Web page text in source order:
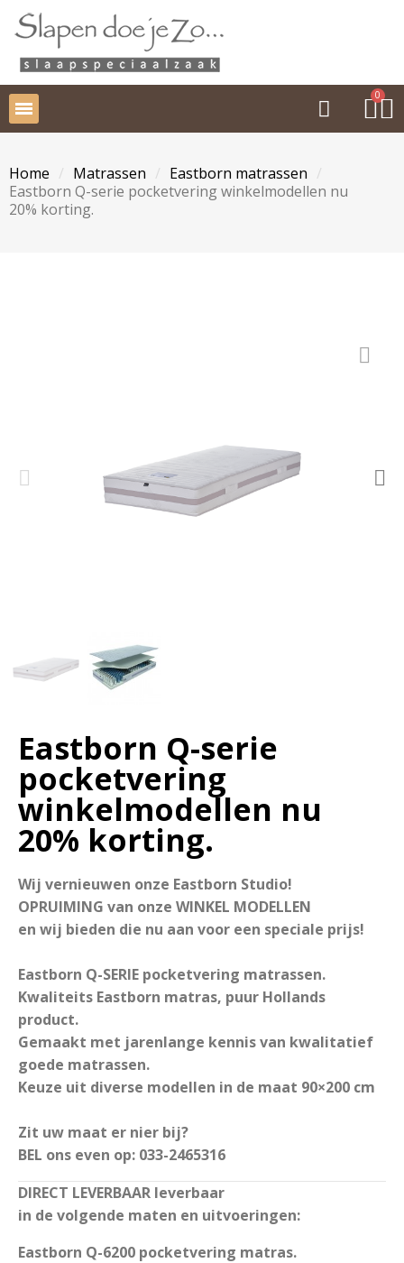
Home Matrassen
Eastborn matrassen
Eastborn Q-serie pocketvering winkelmodellen nu
20% korting.
Eastborn Q-serie
pocketvering
winkelmodellen nu
20% korting.
Wij vernieuwen onze Eastborn Studio!
OPRUIMING van onze WINKEL MODELLEN
en wij bieden die nu aan voor een speciale prijs!
Eastborn Q-SERIE pocketvering matrassen.
Kwaliteits Eastborn matras, puur Hollands
product.
Gemaakt met jarenlange kennis van kwalitatief
goede matrassen.
Keuze uit diverse modellen in de maat 90×200 cm
Zit uw maat er nier bij?
BEL ons even op: 033-2465316
DIRECT LEVERBAAR leverbaar
in de volgende maten en uitvoeringen:
Eastborn Q-6200 pocketvering matras.